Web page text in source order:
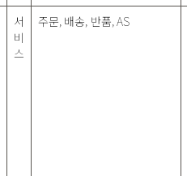
서
비
스
주문, 배송, 반품, AS